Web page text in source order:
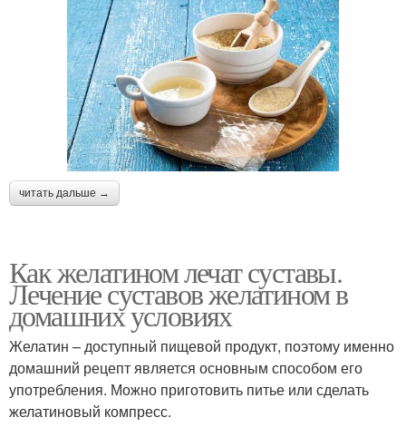
читать дальше →
Как желатином лечат суставы.
Лечение суставов желатином в
домашних условиях
Желатин – доступный пищевой продукт, поэтому именно
домашний рецепт является основным способом его
употребления. Можно приготовить питье или сделать
желатиновый компресс.